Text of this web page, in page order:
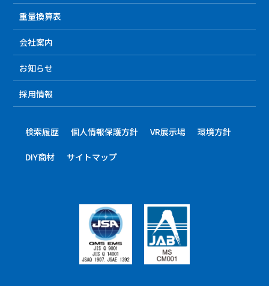
重量換算表
会社案内
お知らせ
採用情報
検索履歴 個人情報保護方針 VR展示場 環境方針
DIY商材 サイトマップ